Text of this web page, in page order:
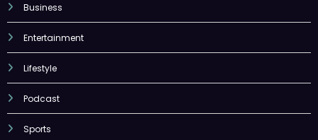
Business
Entertainment
Lifestyle
Podcast
Sports